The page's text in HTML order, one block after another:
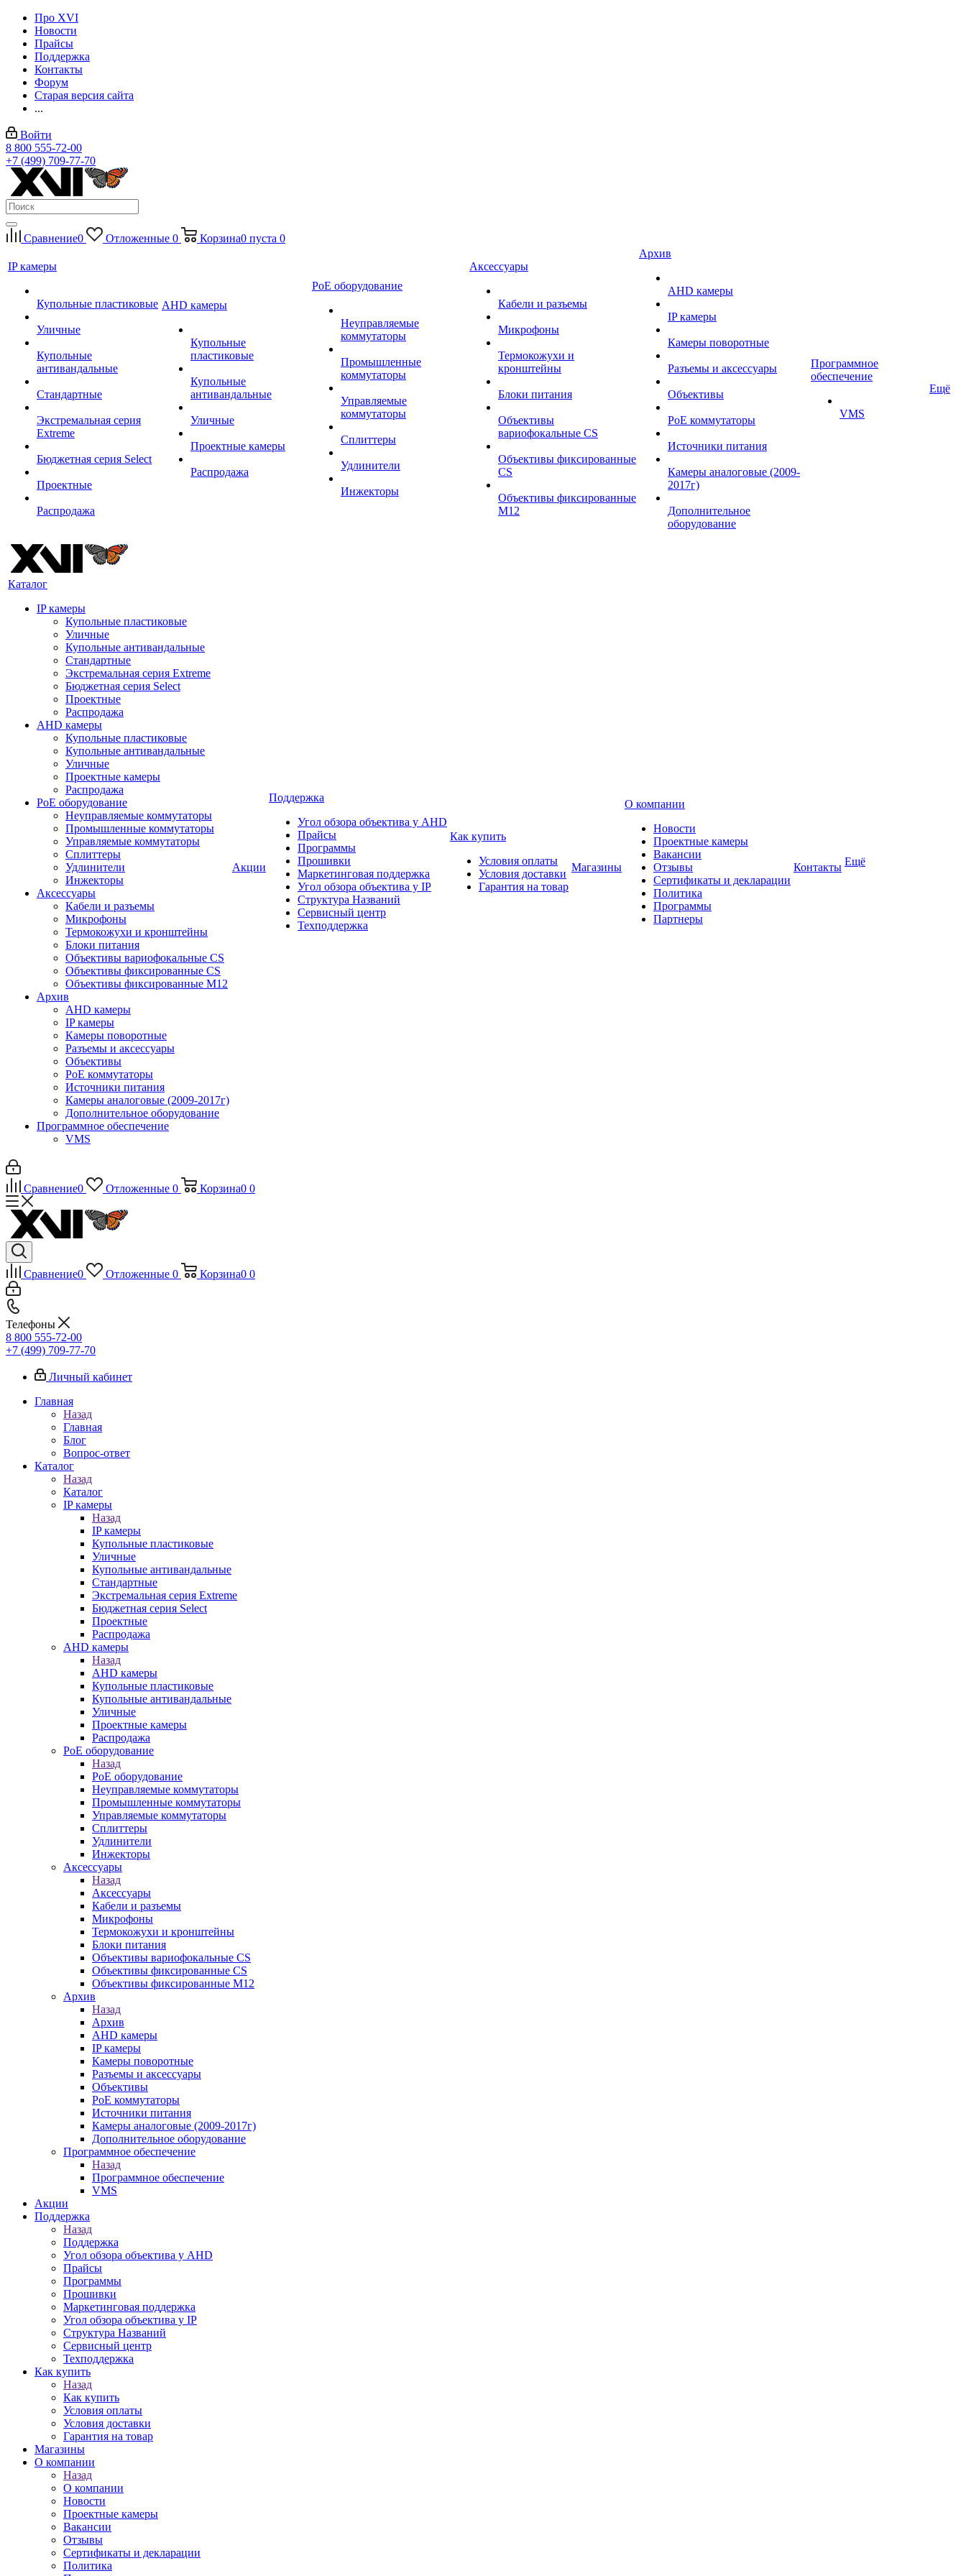
Про XVI
Новости
Прайсы
Поддержка
Контакты
Форум
Старая версия сайта
...
Войти
8 800 555-72-00
+7 (499) 709-77-70
Сравнение0 Отложенные 0 Корзина0 пуста 0
IP камеры
Купольные пластиковые
Уличные
Купольные
антивандальные
Стандартные
Экстремальная серия
Extreme
Бюджетная серия Select
Проектные
Распродажа
AHD камеры
Купольные
пластиковые
Купольные
антивандальные
Уличные
Проектные камеры
Распродажа
PoE оборудование
Неуправляемые
коммутаторы
Промышленные
коммутаторы
Управляемые
коммутаторы
Сплиттеры
Удлинители
Инжекторы
Аксессуары
Кабели и разъемы
Микрофоны
Термокожухи и
кронштейны
Блоки питания
Объективы
вариофокальные CS
Объективы фиксированные
CS
Объективы фиксированные
М12
Архив
AHD камеры
IP камеры
Камеры поворотные
Разъемы и аксессуары
Объективы
PoE коммутаторы
Источники питания
Камеры аналоговые (2009-
2017г)
Дополнительное
оборудование
Программное
обеспечение
VMS
Ещё
Каталог
IP камеры
Купольные пластиковые
Уличные
Купольные антивандальные
Стандартные
Экстремальная серия Extreme
Бюджетная серия Select
Проектные
Распродажа
AHD камеры
Купольные пластиковые
Купольные антивандальные
Уличные
Проектные камеры
Распродажа
PoE оборудование
Неуправляемые коммутаторы
Промышленные коммутаторы
Управляемые коммутаторы
Сплиттеры
Удлинители
Инжекторы
Аксессуары
Кабели и разъемы
Микрофоны
Термокожухи и кронштейны
Блоки питания
Объективы вариофокальные CS
Объективы фиксированные CS
Объективы фиксированные М12
Архив
AHD камеры
IP камеры
Камеры поворотные
Разъемы и аксессуары
Объективы
PoE коммутаторы
Источники питания
Камеры аналоговые (2009-2017г)
Дополнительное оборудование
Программное обеспечение
VMS
Акции
Поддержка
Угол обзора объектива у AHD
Прайсы
Программы
Прошивки
Маркетинговая поддержка
Угол обзора объектива у IP
Структура Названий
Сервисный центр
Техподдержка
Как купить
Условия оплаты
Условия доставки
Гарантия на товар
Магазины
О компании
Новости
Проектные камеры
Вакансии
Отзывы
Сертификаты и декларации
Политика
Программы
Партнеры
Контакты Ещё
Сравнение0 Отложенные 0 Корзина0 0
Сравнение0 Отложенные 0 Корзина0 0
Телефоны
8 800 555-72-00
+7 (499) 709-77-70
Личный кабинет
Главная
Назад
Главная
Блог
Вопрос-ответ
Каталог
Назад
Каталог
IP камеры
Назад
IP камеры
Купольные пластиковые
Уличные
Купольные антивандальные
Стандартные
Экстремальная серия Extreme
Бюджетная серия Select
Проектные
Распродажа
AHD камеры
Назад
AHD камеры
Купольные пластиковые
Купольные антивандальные
Уличные
Проектные камеры
Распродажа
PoE оборудование
Назад
PoE оборудование
Неуправляемые коммутаторы
Промышленные коммутаторы
Управляемые коммутаторы
Сплиттеры
Удлинители
Инжекторы
Аксессуары
Назад
Аксессуары
Кабели и разъемы
Микрофоны
Термокожухи и кронштейны
Блоки питания
Объективы вариофокальные CS
Объективы фиксированные CS
Объективы фиксированные М12
Архив
Назад
Архив
AHD камеры
IP камеры
Камеры поворотные
Разъемы и аксессуары
Объективы
PoE коммутаторы
Источники питания
Камеры аналоговые (2009-2017г)
Дополнительное оборудование
Программное обеспечение
Назад
Программное обеспечение
VMS
Акции
Поддержка
Назад
Поддержка
Угол обзора объектива у AHD
Прайсы
Программы
Прошивки
Маркетинговая поддержка
Угол обзора объектива у IP
Структура Названий
Сервисный центр
Техподдержка
Как купить
Назад
Как купить
Условия оплаты
Условия доставки
Гарантия на товар
Магазины
О компании
Назад
О компании
Новости
Проектные камеры
Вакансии
Отзывы
Сертификаты и декларации
Политика